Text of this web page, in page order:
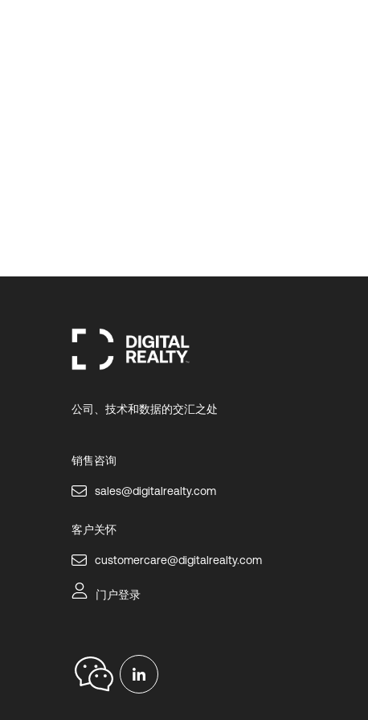
公司、技术和数据的交汇之处
销售咨询
sales@digitalrealty.com
客户关怀
customercare@digitalrealty.com
门户登录